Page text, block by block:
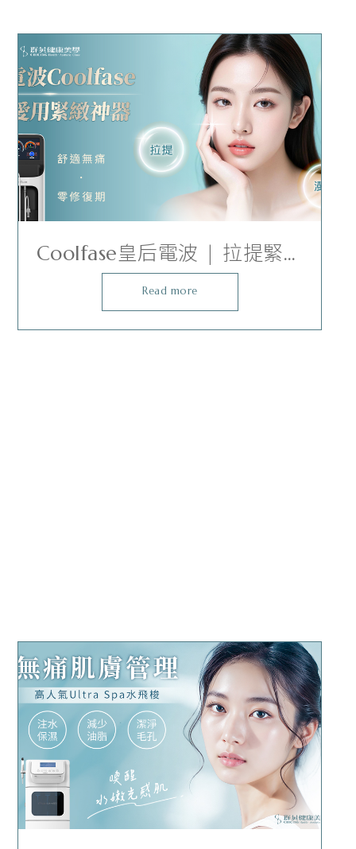
Coolfase皇后電波 | 拉提緊緻
一次到位
Read more